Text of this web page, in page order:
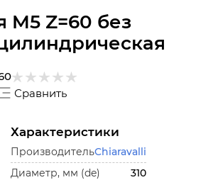
M5 Z=60 без
Сравнить
Характеристики
ПроизводительChiaravalli
Диаметр, мм (de)
310